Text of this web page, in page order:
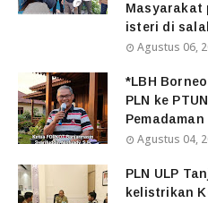
Masyarakat
isteri di
Agustus 06,
*LBH
PLN ke
Agustus 04,
PLN ULP
kelistrikan